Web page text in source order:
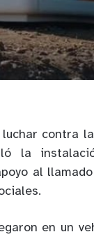
contra
la
al
en un